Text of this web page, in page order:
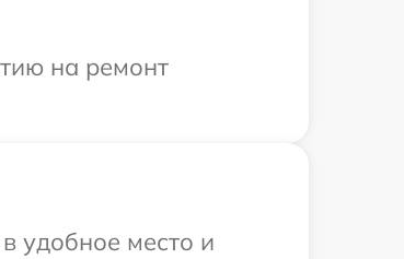
на ремонт
удобное место и